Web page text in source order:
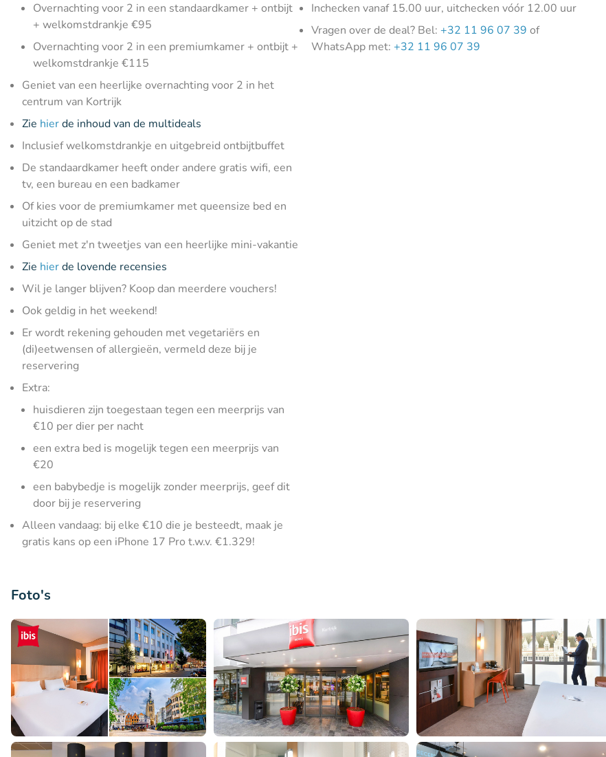
Overnachting voor 2 in een standaardkamer + ontbijt
+ welkomstdrankje €95
Overnachting voor 2 in een premiumkamer + ontbijt +
welkomstdrankje €115
Geniet van een heerlijke overnachting voor 2 in het
centrum van Kortrijk
Zie hierde inhoud van de multideals
Inclusief welkomstdrankje en uitgebreid ontbijtbuffet
De standaardkamer heeft onder andere gratis wifi, een
tv, een bureau en een badkamer
Of kies voor de premiumkamer met queensize bed en
uitzicht op de stad
Geniet met z'n tweetjes van een heerlijke mini-vakantie
Zie hierde lovende recensies
Wil je langer blijven? Koop dan meerdere vouchers!
Ook geldig in het weekend!
Er wordt rekening gehouden met vegetariërs en
(di)eetwensen of allergieën, vermeld deze bij je
reservering
Extra:
huisdieren zijn toegestaan tegen een meerprijs van
€10 per dier per nacht
een extra bed is mogelijk tegen een meerprijs van
€20
een babybedje is mogelijk zonder meerprijs, geef dit
door bij je reservering
Alleen vandaag: bij elke €10 die je besteedt, maak je
gratis kans op een iPhone 17 Pro t.w.v. €1.329!
Inchecken vanaf 15.00 uur, uitchecken vóór 12.00 uur
Vragen over de deal? Bel:+32 11 96 07 39 of
WhatsApp met:+32 11 96 07 39
Foto's